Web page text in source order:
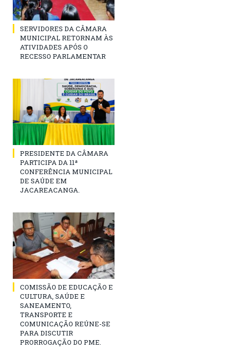
SERVIDORES DA CÂMARA
MUNICIPAL RETORNAM ÀS
ATIVIDADES APÓS O
RECESSO PARLAMENTAR
PRESIDENTE DA CÂMARA
PARTICIPA DA 11ª
CONFERÊNCIA MUNICIPAL
DE SAÚDE EM
JACAREACANGA.
COMISSÃO DE EDUCAÇÃO E
CULTURA, SAÚDE E
SANEAMENTO,
TRANSPORTE E
COMUNICAÇÃO REÚNE-SE
PARA DISCUTIR
PRORROGAÇÃO DO PME.